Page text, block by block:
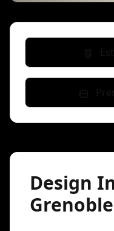
Design
Grenoble